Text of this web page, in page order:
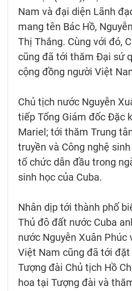
Nam và đại diện Lãnh
mang tên Bác Hồ,
Thị Thắng. Cùng với đó,
cũng đã tới thăm Đại sứ
cộng đồng người Việt
Chủ tịch nước Nguyễn
tiếp Tổng Giám đốc Đặc
Mariel; tới thăm Trung
truyền và Công nghệ
tổ chức dẫn đầu trong
sinh học của Cuba.
Nhân dịp tới thành phố
Thủ đô đất nước Cuba
nước Nguyễn Xuân Phúc
Việt Nam cũng đã tới
Tượng đài Chủ tịch Hồ
hoa tại Tượng đài và